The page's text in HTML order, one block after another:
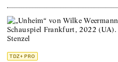
TDZ+ PRO